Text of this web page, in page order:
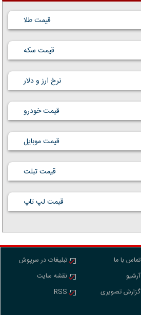
قیمت طلا
قیمت سکه
نرخ ارز و دلار
قیمت خودرو
قیمت موبایل
قیمت تبلت
قیمت لپ تاپ
تماس با ما
آرشیو
گزارش تصویری
تبلیغات در سرپوش
نقشه سایت
RSS